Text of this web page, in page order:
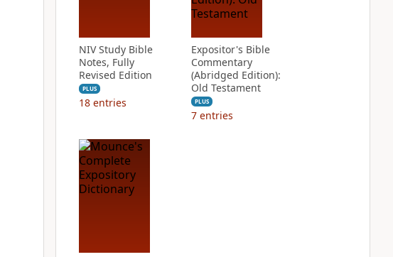
NIV Study Bible
Notes, Fully
Revised Edition
PLUS
18 entries
Expositor's Bible
Commentary
(Abridged Edition):
Old Testament
PLUS
7 entries